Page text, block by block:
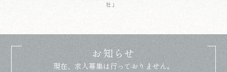
社」
お知らせ
現在、求人募集は行っておりません。